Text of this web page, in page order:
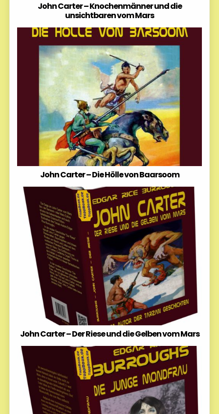
John Carter – Knochenmänner und die
unsichtbaren vom Mars
John Carter – Die Hölle von Baarsoom
John Carter – Der Riese und die Gelben vom Mars